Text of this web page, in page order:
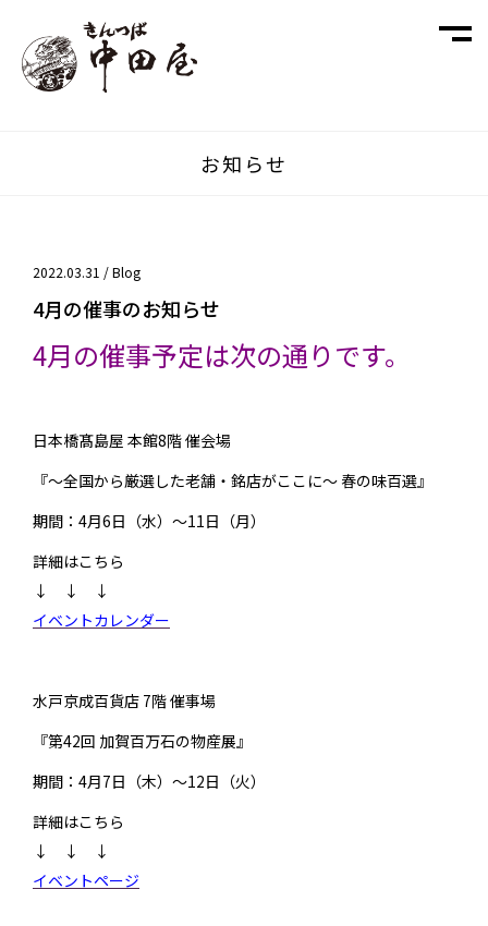
お知らせ
2022.03.31 /Blog
4月の催事のお知らせ
4月の催事予定は次の通りです。
日本橋髙島屋 本館8階 催会場
『～全国から厳選した老舗・銘店がここに～ 春の味百選』
期間：4月6日（水）～11日（月）
詳細はこちら
↓ ↓ ↓
イベントカレンダー
水戸京成百貨店 7階 催事場
『第42回 加賀百万石の物産展』
期間：4月7日（木）～12日（火）
詳細はこちら
↓ ↓ ↓
イベントページ